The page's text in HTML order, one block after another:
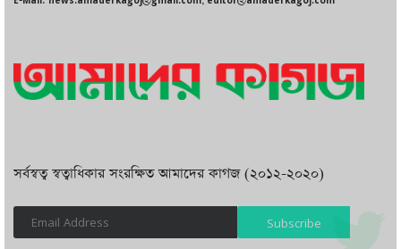
সর্বস্বত্ব স্বত্বাধিকার সংরক্ষিত আমাদের কাগজ (২০১২-২০২০)